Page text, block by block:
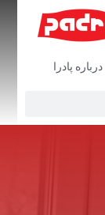
درباره پادرا